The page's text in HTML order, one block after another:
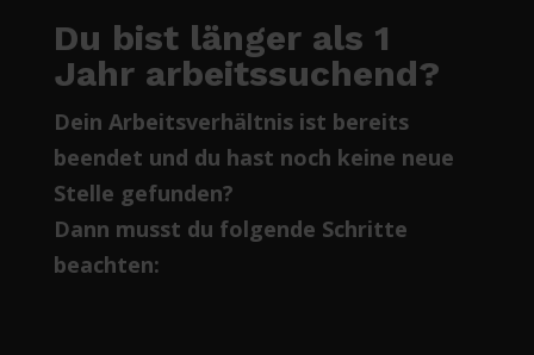
Du bist länger als 1
Jahr arbeitssuchend?
Dein Arbeitsverhältnis ist bereits
beendet und du hast noch keine neue
Stelle gefunden?
Dann musst du folgende Schritte
beachten: